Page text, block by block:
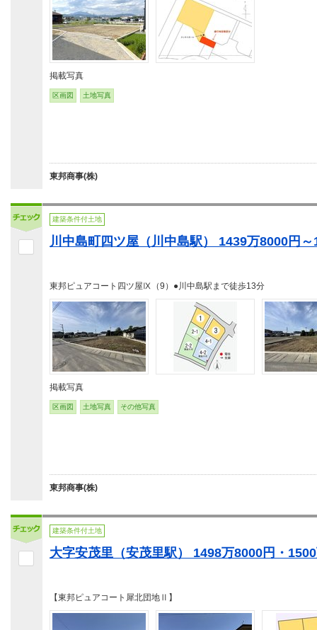
掲載写真
区画図 土地写真
東邦商事(株)
建築条件付土地
川中島町四ツ屋（川中島駅） 1439万8000円
東邦ピュアコート四ツ屋Ⅸ（9）●川中島駅まで徒歩13分
掲載写真
区画図 土地写真 その他写真
東邦商事(株)
建築条件付土地
大字安茂里（安茂里駅） 1498万8000円・
【東邦ピュアコート犀北団地Ⅱ】